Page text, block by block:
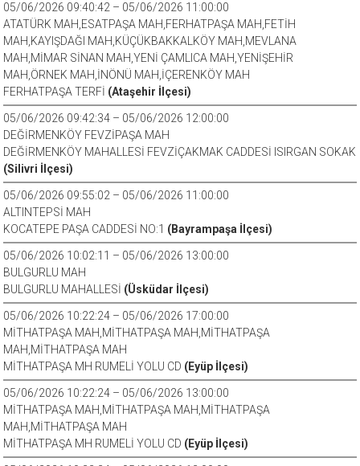
05/06/2026 09:40:42 – 05/06/2026 11:00:00
ATATÜRK MAH,ESATPAŞA MAH,FERHATPAŞA MAH,FETİH
MAH,KAYIŞDAĞI MAH,KÜÇÜKBAKKALKÖY MAH,MEVLANA
MAH,MİMAR SİNAN MAH,YENİ ÇAMLICA MAH,YENİŞEHİR
MAH,ÖRNEK MAH,İNÖNÜ MAH,İÇERENKÖY MAH
FERHATPAŞA TERFİ (Ataşehir İlçesi)
05/06/2026 09:42:34 – 05/06/2026 12:00:00
DEĞİRMENKÖY FEVZİPAŞA MAH
DEĞİRMENKÖY MAHALLESİ FEVZİÇAKMAK CADDESİ ISIRGAN SOKAK
(Silivri İlçesi)
05/06/2026 09:55:02 – 05/06/2026 11:00:00
ALTINTEPSİ MAH
KOCATEPE PAŞA CADDESİ NO:1 (Bayrampaşa İlçesi)
05/06/2026 10:02:11 – 05/06/2026 13:00:00
BULGURLU MAH
BULGURLU MAHALLESİ (Üsküdar İlçesi)
05/06/2026 10:22:24 – 05/06/2026 17:00:00
MİTHATPAŞA MAH,MİTHATPAŞA MAH,MİTHATPAŞA
MAH,MİTHATPAŞA MAH
MİTHATPAŞA MH RUMELİ YOLU CD (Eyüp İlçesi)
05/06/2026 10:22:24 – 05/06/2026 13:00:00
MİTHATPAŞA MAH,MİTHATPAŞA MAH,MİTHATPAŞA
MAH,MİTHATPAŞA MAH
MİTHATPAŞA MH RUMELİ YOLU CD (Eyüp İlçesi)